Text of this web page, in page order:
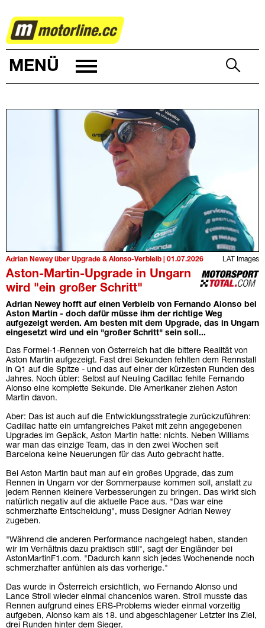
MOTORSPORT
MENÜ
LAT Images
Adrian Newey über Upgrade & Alonso-Verbleib | 01.07.2026
Aston-Martin-Upgrade in Ungarn
wird "ein großer Schritt"
Adrian Newey hofft auf einen Verbleib von Fernando Alonso bei
Aston Martin - doch dafür müsse ihm der richtige Weg
aufgezeigt werden. Am besten mit dem Upgrade, das in Ungarn
eingesetzt wird und ein "großer Schritt" sein soll...
Das Formel-1-Rennen von Österreich hat die bittere Realität von
Aston Martin aufgezeigt. Fast drei Sekunden fehlten dem Rennstall
in Q1 auf die Spitze - und das auf einer der kürzesten Runden des
Jahres. Noch übler: Selbst auf Neuling Cadillac fehlte Fernando
Alonso eine komplette Sekunde. Die Amerikaner ziehen Aston
Martin davon.
Aber: Das ist auch auf die Entwicklungsstrategie zurückzuführen:
Cadillac hatte ein umfangreiches Paket mit zehn angegebenen
Upgrades im Gepäck, Aston Martin hatte: nichts. Neben Williams
war man das einzige Team, das in den zwei Wochen seit
Barcelona keine Neuerungen für das Auto gebracht hatte.
Bei Aston Martin baut man auf ein großes Upgrade, das zum
Rennen in Ungarn vor der Sommerpause kommen soll, anstatt zu
jedem Rennen kleinere Verbesserungen zu bringen. Das wirkt sich
natürlich negativ auf die aktuelle Pace aus. "Das war eine
schmerzhafte Entscheidung", muss Designer Adrian Newey
zugeben.
"Während die anderen Performance nachgelegt haben, standen
wir im Verhältnis dazu praktisch still", sagt der Engländer bei
AstonMartinF1.com. "Dadurch kann sich jedes Wochenende noch
schmerzhafter anfühlen als das vorherige."
Das wurde in Österreich ersichtlich, wo Fernando Alonso und
Lance Stroll wieder einmal chancenlos waren. Stroll musste das
Rennen aufgrund eines ERS-Problems wieder einmal vorzeitig
aufgeben, Alonso kam als 18. und abgeschlagener Letzter ins Ziel,
drei Runden hinter dem Sieger.